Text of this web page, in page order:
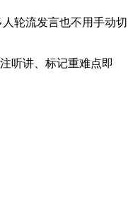
轮流发言也不用手动切
听讲、标记重难点即